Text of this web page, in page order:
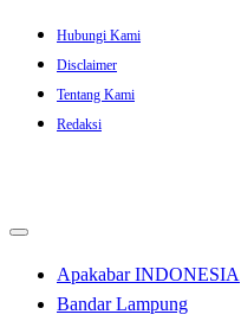
Skip
content
Hubungi Kami
Disclaimer
Tentang Kami
Redaksi
Apakabar INDONESIA
Bandar Lampung